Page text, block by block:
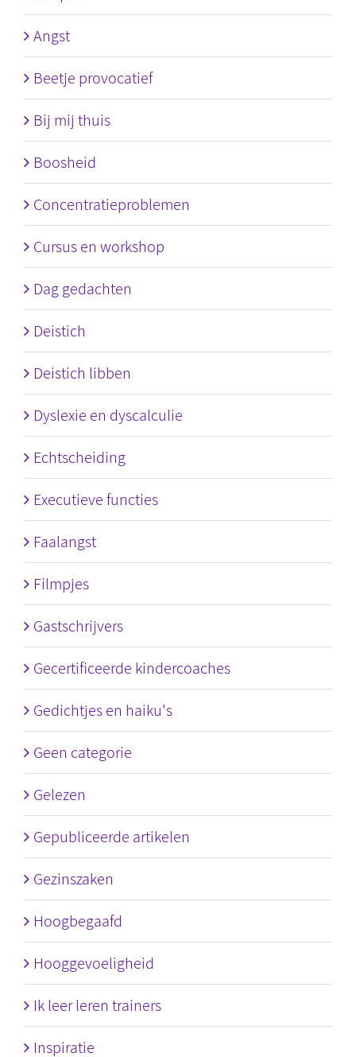
Angst
Beetje provocatief
Bij mij thuis
Boosheid
Concentratieproblemen
Cursus en workshop
Dag gedachten
Deistich
Deistich libben
Dyslexie en dyscalculie
Echtscheiding
Executieve functies
Faalangst
Filmpjes
Gastschrijvers
Gecertificeerde kindercoaches
Gedichtjes en haiku's
Geen categorie
Gelezen
Gepubliceerde artikelen
Gezinszaken
Hoogbegaafd
Hooggevoeligheid
Ik leer leren trainers
Inspiratie